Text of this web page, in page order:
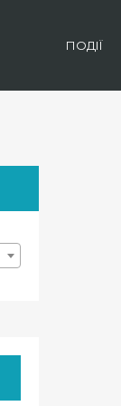
ПОДІЇ